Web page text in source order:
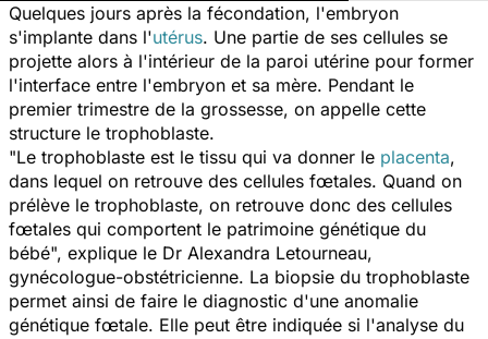
Quelques jours après la fécondation, l'embryon
s'implante dans l'utérus. Une partie de ses cellules se
projette alors à l'intérieur de la paroi utérine pour former
l'interface entre l'embryon et sa mère. Pendant le
premier trimestre de la grossesse, on appelle cette
structure le trophoblaste.
"Le trophoblaste est le tissu qui va donner le placenta,
dans lequel on retrouve des cellules fœtales. Quand on
prélève le trophoblaste, on retrouve donc des cellules
fœtales qui comportent le patrimoine génétique du
bébé", explique le Dr Alexandra Letourneau,
gynécologue-obstétricienne. La biopsie du trophoblaste
permet ainsi de faire le diagnostic d'une anomalie
génétique fœtale. Elle peut être indiquée si l'analyse du